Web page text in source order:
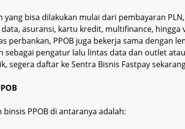
bisa dilakukan mulai dari pembayaran PLN,
asuransi, kartu kredit, multifinance, hingga
perbankan, PPOB juga bekerja sama dengan
sebagai pengatur lalu lintas data dan outlet
segera daftar ke Sentra Bisnis Fastpay
PPOB di antaranya adalah: